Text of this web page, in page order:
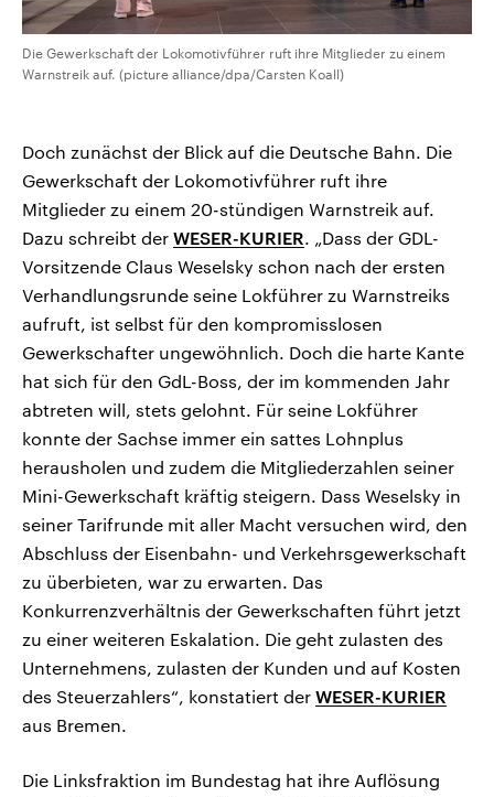
Die Gewerkschaft der Lokomotivführer ruft ihre Mitglieder zu einem
Warnstreik auf. (picture alliance/dpa/Carsten Koall)
Doch zunächst der Blick auf die Deutsche Bahn. Die
Gewerkschaft der Lokomotivführer ruft ihre
Mitglieder zu einem 20-stündigen Warnstreik auf.
Dazu schreibt der WESER-KURIER. „Dass der GDL-
Vorsitzende Claus Weselsky schon nach der ersten
Verhandlungsrunde seine Lokführer zu Warnstreiks
aufruft, ist selbst für den kompromisslosen
Gewerkschafter ungewöhnlich. Doch die harte Kante
hat sich für den GdL-Boss, der im kommenden Jahr
abtreten will, stets gelohnt. Für seine Lokführer
konnte der Sachse immer ein sattes Lohnplus
herausholen und zudem die Mitgliederzahlen seiner
Mini-Gewerkschaft kräftig steigern. Dass Weselsky in
seiner Tarifrunde mit aller Macht versuchen wird, den
Abschluss der Eisenbahn- und Verkehrsgewerkschaft
zu überbieten, war zu erwarten. Das
Konkurrenzverhältnis der Gewerkschaften führt jetzt
zu einer weiteren Eskalation. Die geht zulasten des
Unternehmens, zulasten der Kunden und auf Kosten
des Steuerzahlers“, konstatiert der WESER-KURIER
aus Bremen.
Die Linksfraktion im Bundestag hat ihre Auflösung